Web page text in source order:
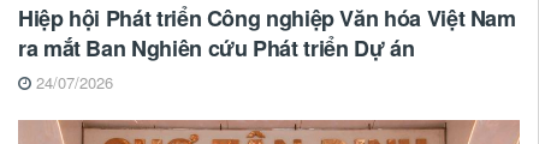
Hiệp hội Phát triển Công nghiệp Văn hóa Việt Nam
ra mắt Ban Nghiên cứu Phát triển Dự án
24/07/2026